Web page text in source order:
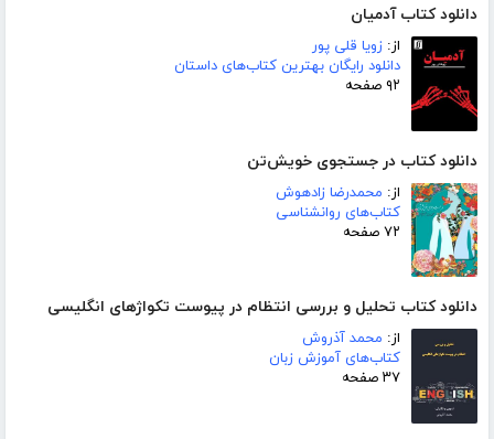
دانلود کتاب آدمیان
از: زویا قلی پور
دانلود رایگان بهترین کتاب‌های داستان
۹۲ صفحه
دانلود کتاب در جستجوی خویش‌تن
از: محمدرضا زادهوش
کتاب‌های روانشناسی
۷۲ صفحه
دانلود کتاب تحلیل و بررسی انتظام در پیوست تکواژهای انگلیسی
از: محمد آذروش
کتاب‌های آموزش زبان
۳۷ صفحه